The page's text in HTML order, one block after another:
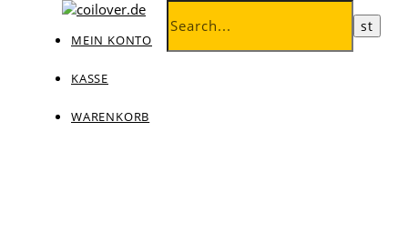
MEIN KONTO
KASSE
WARENKORB